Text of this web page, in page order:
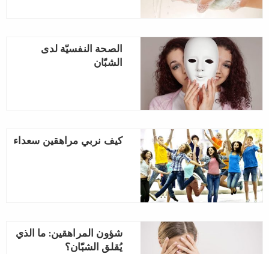
الصحة النفسيّة لدى
الشبّان
كيف نربي مراهقين سعداء
شؤون المراهقين: ما الذي
يُقلق الشبّان؟